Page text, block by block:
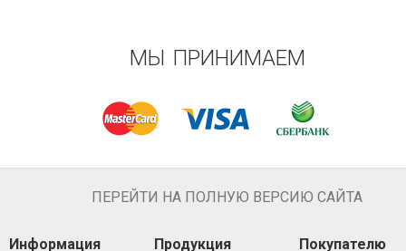
МЫ ПРИНИМАЕМ
ПЕРЕЙТИ НА ПОЛНУЮ ВЕРСИЮ САЙТА
Информация Продукция Покупателю